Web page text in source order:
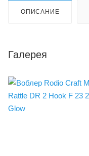
ОПИСАНИЕ
Галерея